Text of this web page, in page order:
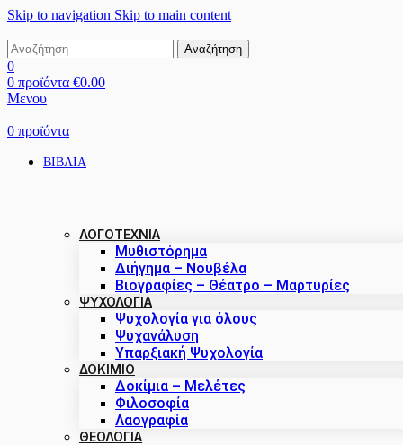
Skip to navigation Skip to main content
Αναζήτηση
0
0 προϊόντα €0.00
Μενου
0 προϊόντα
ΒΙΒΛΙΑ
ΛΟΓΟΤΕΧΝΙΑ
Μυθιστόρημα
Διήγημα – Νουβέλα
Βιογραφίες – Θέατρο – Μαρτυρίες
ΨΥΧΟΛΟΓΙΑ
Ψυχολογία για όλους
Ψυχανάλυση
Υπαρξιακή Ψυχολογία
ΔΟΚΊΜΙΟ
Δοκίμια – Μελέτες
Φιλοσοφία
Λαογραφία
ΘΕΟΛΟΓΙΑ